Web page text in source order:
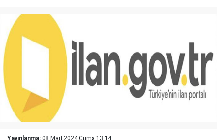
Yayınlanma: 08 Mart 2024 Cuma 13:14